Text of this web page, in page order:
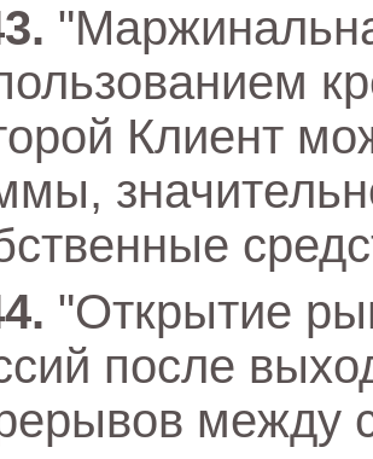
Клиент
"Открытие
после
между